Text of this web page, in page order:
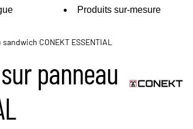
Produits sur-mesure
CONEKT ESSENTIAL
panneau